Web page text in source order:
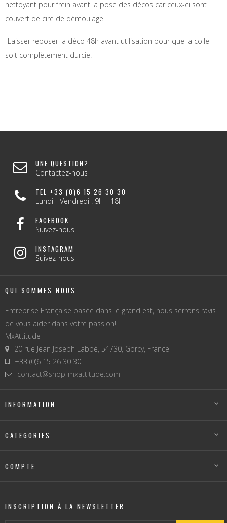
nettoyant pour frein avant la pose des décos car ceux-ci sont
couvert de cire de démoulage.
-Laisser reposer la déco 48h avant utilisation pour que la colle
soit complètement durcie.
UNE QUESTION?
Contactez-nous
TEL +33 (0)6 15 26 30 30
Lundi - Vendredi : 9H - 18H
FACEBOOK
Suivez-nous
INSTAGRAM
Suivez-nous
QUI SOMMES NOUS
Entreprise Française basée dans le grand est, nous serrons ravis
de vous aider dans votre passion!
MxAttitude
20 rue Jean Joseph Labbé, 54730, Gorcy, France
+33 (0)6 15 26 30 30
contact@shop-mxattitude.com
INFORMATION 
CATEGORIES 
COMPTE 
INSCRIPTION À LA NEWSLETTER